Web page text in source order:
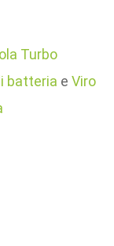
Turbo
batteria e Viro